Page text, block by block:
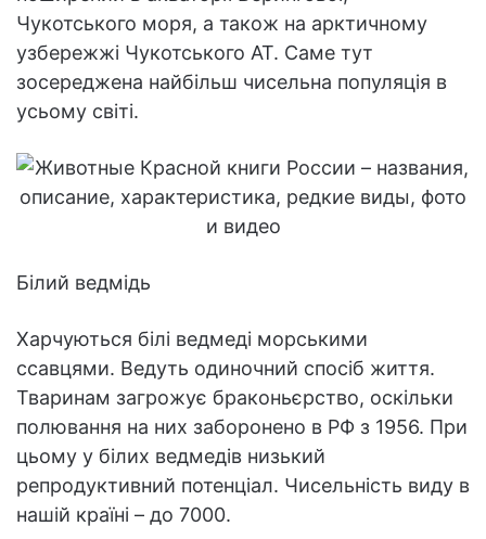
Чукотського моря, а також на арктичному
узбережжі Чукотського АТ. Саме тут
зосереджена найбільш чисельна популяція в
усьому світі.
Білий ведмідь
Харчуються білі ведмеді морськими
ссавцями. Ведуть одиночний спосіб життя.
Тваринам загрожує браконьєрство, оскільки
полювання на них заборонено в РФ з 1956. При
цьому у білих ведмедів низький
репродуктивний потенціал. Чисельність виду в
нашій країні – до 7000.